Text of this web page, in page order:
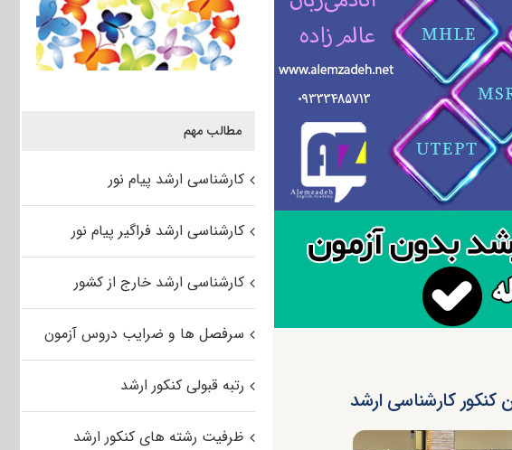
کنکور کارشناسی ارشد
مطالب مهم
کارشناسی ارشد پیام نور
کارشناسی ارشد فراگیر پیام نور
کارشناسی ارشد خارج از کشور
سرفصل ها و ضرایب دروس آزمون
رتبه قبولی کنکور ارشد
ظرفیت رشته های کنکور ارشد